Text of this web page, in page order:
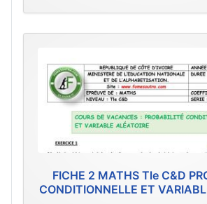
FICHE 2 MATHS Tle C&D
CONDITIONNELLE ET